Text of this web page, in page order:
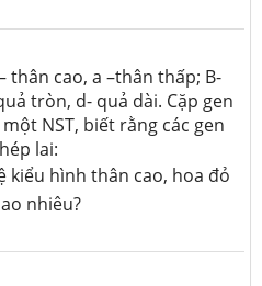
thân cao, a –thân thấp; B-
tròn, d- quả dài. Cặp gen
NST, biết rằng các gen
lai:
kiểu hình thân cao, hoa đỏ
nhiêu?